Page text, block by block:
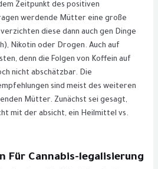
Zeitpunkt des positiven
werdende Mütter eine große
diese dann auch gen Dinge
Nikotin oder Drogen. Auch auf
denn die Folgen von Koffein auf
nicht abschätzbar. Die
sind meist des weiteren
Mütter. Zunächst sei gesagt,
mit der absicht, ein Heilmittel vs.
Für Cannabis-legalisierung